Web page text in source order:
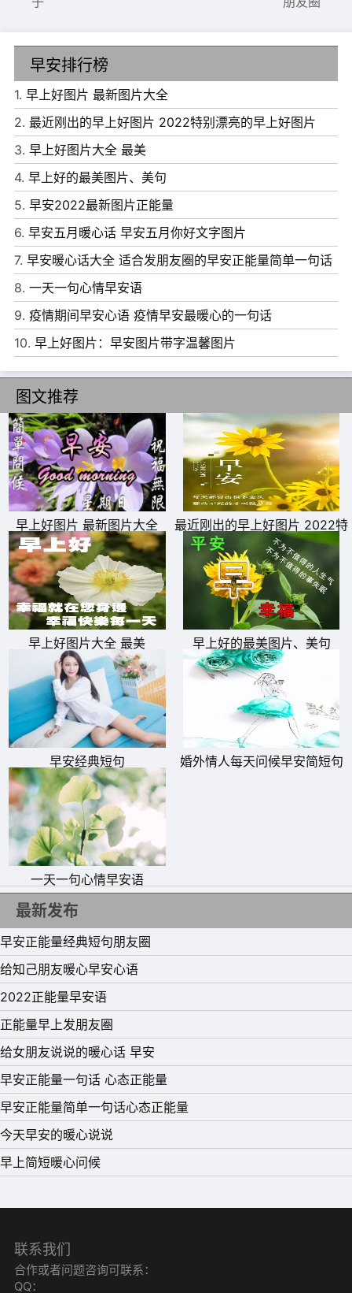
6、亲爱的自己，从今天起，让自己平平淡淡地活着，学着
爱自己，你是独一无二的，做个最真实最快乐最阳光的自
己。早上好。
7、要想比别人优秀，就要付出十分的努力，只有付出十分
的努力，并且能够一直贯彻始终的人，才能比别人优秀，才
能先于别人取得成果，取得成功。早安!
8、人生就是这样，努力着努力着好运就来了!惟有脚踏实地
地努力，才能让生活有安全感。所谓风风雨雨，不过是在成
长的经历中留下深刻的回忆，促使你在面对未来的挫折时，
能有更强大的心理去坦然面对!早上好!
9、世界上什么都不公平，唯独时间最公平，你是懒惰还是
努力，时间都会给出结果，早上好!
10、太阳起了我也起，我是人间小甜饼。猫宁~
11、机遇总是垂青于有准备之人，没有任性的把持，没有耐
心的等待，那么自己就没有机会看到彩虹，任何人如果总是
一知半解，那么休想获取机会的垂青与眷顾，只有默默无闻
的用心去做好每一件事情，有一天你终会功到自然成的，生
12、起床就告诉你一个秘密：今天的我依然喜欢你噢。早上
好，各位。
早安排行榜
1. 早上好图片 最新图片大全
2. 最近刚出的早上好图片 2022特别漂亮的早上好图片
3. 早上好图片大全 最美
4. 早上好的最美图片、美句
5. 早安2022最新图片正能量
6. 早安五月暖心话 早安五月你好文字图片
7. 早安暖心话大全 适合发朋友圈的早安正能量简单一句话
8. 一天一句心情早安语
9. 疫情期间早安心语 疫情早安最暖心的一句话
10. 早上好图片：早安图片带字温馨图片
图文推荐
早上好图片 最新图片大全
最近刚出的早上好图片 2022特
别漂亮的早上好图片
早上好图片大全 最美 早上好的最美图片、美句
早安经典短句
婚外情人每天问候早安简短句
一天一句心情早安语
最新发布
早安正能量经典短句朋友圈
给知己朋友暖心早安心语
2022正能量早安语
正能量早上发朋友圈
给女朋友说说的暖心话 早安
早安正能量一句话 心态正能量
早安正能量简单一句话心态正能量
今天早安的暖心说说
早上简短暖心问候
联系我们
合作或者问题咨询可联系：
QQ：